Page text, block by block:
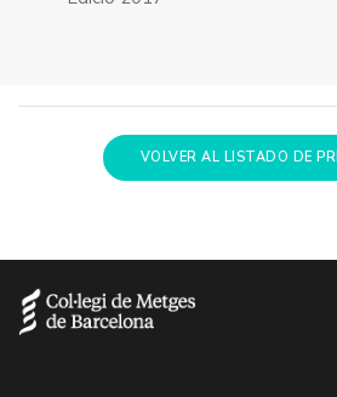
VOLVER AL LISTADO DE